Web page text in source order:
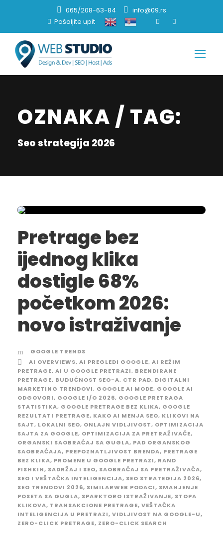
065/208-63-84
info@09.rs
Pošaljite upit
OZNAKA / TAG:
Seo strategija 2026
Pretrage bez
ijednog klika
dostigle 68%
početkom 2026:
novo istraživanje
GOOGLE TRENDS
AI OVERVIEWS, AI PREGLEDI GOOGLE, AI REŽIM
PRETRAGE, AI U GOOGLE PRETRAZI, BRENDIRANE
PRETRAGE, BUDUĆNOST SEO-A, CTR PAD, DIGITALNI
MARKETING TRENDOVI, GOOGLE AI MODE, GOOGLE AI
ODGOVORI, GOOGLE I/O 2026, GOOGLE PRETRAGA
STATISTIKA, GOOGLE PRETRAGE BEZ KLIKA, GOOGLE
REZULTATI PRETRAGE, KAKO AI MENJA SEO, KLIKOVI NA
SAJT, LOKALNI SEO, ONLAJN VIDLJIVOST, OPTIMIZACIJA
SAJTA ZA GOOGLE, OPTIMIZACIJA ZA PRETRAŽIVAČE,
ORGANSKI SAOBRAĆAJ SA GUGLA, PAD ORGANSKOG
SAOBRAĆAJA, PREPOZNATLJIVOST BRENDA, PRETRAGE
BEZ KLIKA, PROMENE U GOOGLE PRETRAZI, RAND
FISHKIN, SADRŽAJ I SEO, SAOBRAĆAJ SA PRETRAŽIVAČA,
SEO I VEŠTAČKA INTELIGENCIJA, SEO STRATEGIJA 2026,
SEO TRENDOVI 2026, SIMILARWEB PODACI, SMANJENJE
POSETA SA GUGLA, SPARKTORO ISTRAŽIVANJE, STOPA
KLIKOVA, TRANSAKCIONE PRETRAGE, VEŠTAČKA
INTELIGENCIJA U PRETRAZI, VIDLJIVOST NA GOOGLE-U,
ZERO-CLICK PRETRAGE, ZERO-CLICK SEARCH